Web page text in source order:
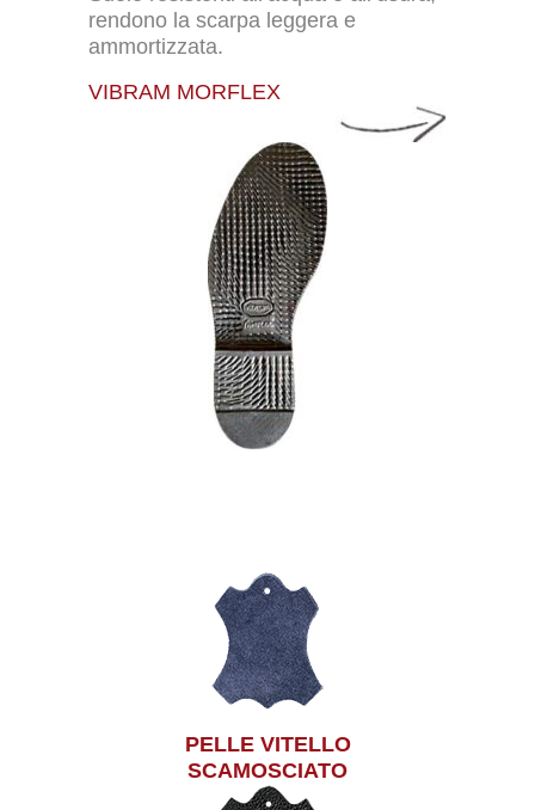
rendono la scarpa leggera e
ammortizzata.
VIBRAM MORFLEX
PELLE VITELLO
SCAMOSCIATO